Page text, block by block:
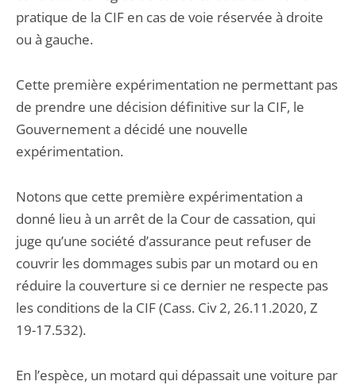
pratique de la CIF en cas de voie réservée à droite
ou à gauche.
Cette première expérimentation ne permettant pas
de prendre une décision définitive sur la CIF, le
Gouvernement a décidé une nouvelle
expérimentation.
Notons que cette première expérimentation a
donné lieu à un arrêt de la Cour de cassation, qui
juge qu’une société d’assurance peut refuser de
couvrir les dommages subis par un motard ou en
réduire la couverture si ce dernier ne respecte pas
les conditions de la CIF (Cass. Civ 2, 26.11.2020, Z
19-17.532).
En l’espèce, un motard qui dépassait une voiture par